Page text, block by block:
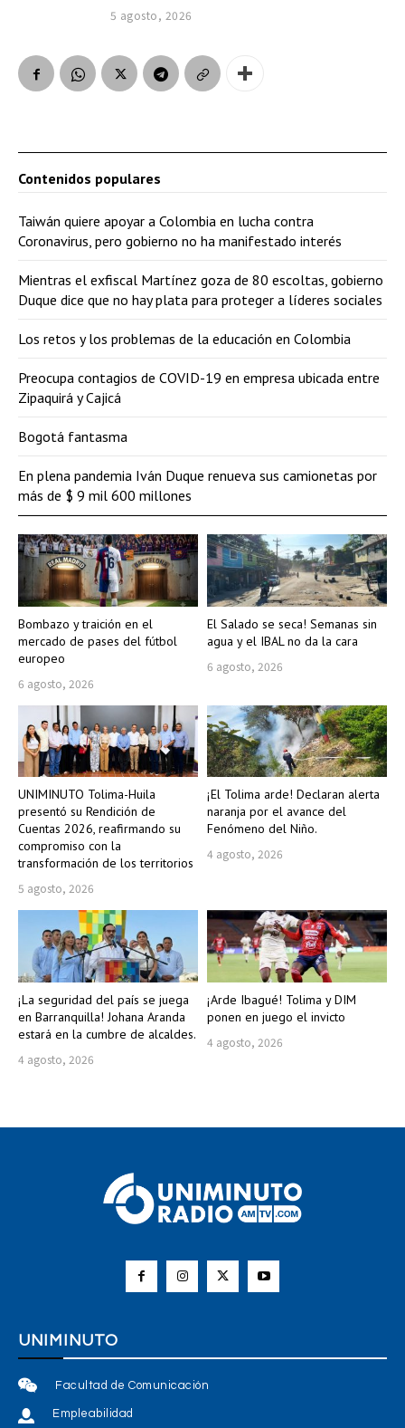
5 agosto, 2026
Bombazo y traición en el
mercado de pases del fútbol
europeo
6 agosto, 2026
El Salado se seca! Semanas sin
agua y el IBAL no da la cara
6 agosto, 2026
UNIMINUTO Tolima-Huila
presentó su Rendición de
Cuentas 2026, reafirmando su
compromiso con la
transformación de los territorios
5 agosto, 2026
¡El Tolima arde! Declaran alerta
naranja por el avance del
Fenómeno del Niño.
4 agosto, 2026
¡La seguridad del país se juega
en Barranquilla! Johana Aranda
estará en la cumbre de alcaldes.
4 agosto, 2026
¡Arde Ibagué! Tolima y DIM
ponen en juego el invicto
4 agosto, 2026
Contenidos populares
Taiwán quiere apoyar a Colombia en lucha contra
Coronavirus, pero gobierno no ha manifestado interés
Mientras el exfiscal Martínez goza de 80 escoltas, gobierno
Duque dice que no hay plata para proteger a líderes sociales
Los retos y los problemas de la educación en Colombia
Preocupa contagios de COVID-19 en empresa ubicada entre
Zipaquirá y Cajicá
Bogotá fantasma
En plena pandemia Iván Duque renueva sus camionetas por
más de $ 9 mil 600 millones
UNIMINUTO
Facultad de Comunicación
Empleabilidad